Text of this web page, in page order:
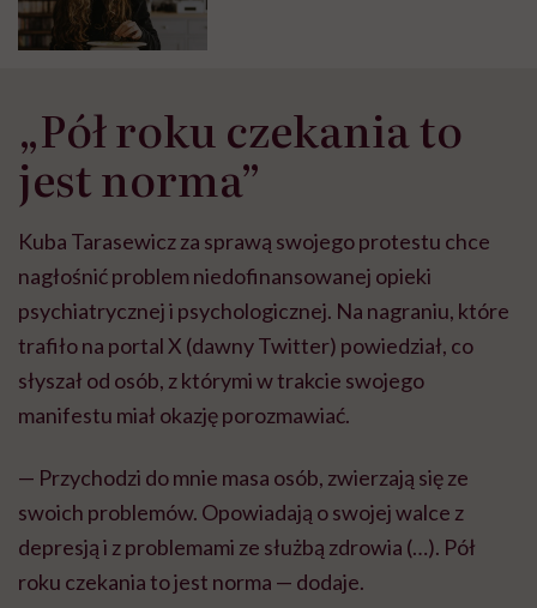
„Pół roku czekania to
jest norma”
Kuba Tarasewicz za sprawą swojego protestu chce
nagłośnić problem niedofinansowanej opieki
psychiatrycznej i psychologicznej. Na nagraniu, które
trafiło na portal X (dawny Twitter) powiedział, co
słyszał od osób, z którymi w trakcie swojego
manifestu miał okazję porozmawiać.
— Przychodzi do mnie masa osób, zwierzają się ze
swoich problemów. Opowiadają o swojej walce z
depresją i z problemami ze służbą zdrowia (…). Pół
roku czekania to jest norma — dodaje.